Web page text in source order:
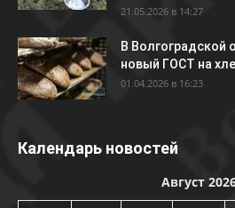
21.05.2026 в 14:27
В Волгоградской
новый ГОСТ на
01.04.2026 в 16:23
Календарь новостей
Август